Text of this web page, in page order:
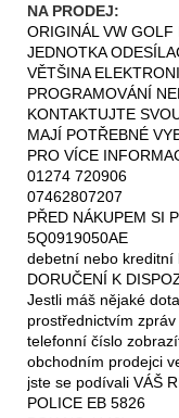
NA PRODEJ:
ORIGINÁL VW GOLF
JEDNOTKA
VĚTŠINA
PROGRAMOVÁNÍ
KONTAKTUJTE
MAJÍ POTŘEBNÉ
PRO VÍCE
01274 720906
07462807207
PŘED NÁKUPEM SI
5Q0919050AE
debetní nebo kreditní
DORUČENÍ K
Jestli máš nějaké
prostřednictvím
telefonní číslo
obchodním prodejci
jste se podívali VÁŠ
POLICE EB 5826